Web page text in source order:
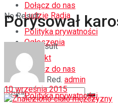
Dołącz do nas
Polityka prywatności
Kontakt
Ludzie Radia
Ogłoszenia
Dołącz do nas
Polityka prywatności
No Result
View All Result
Porysował
Red. admin
10 września 2015